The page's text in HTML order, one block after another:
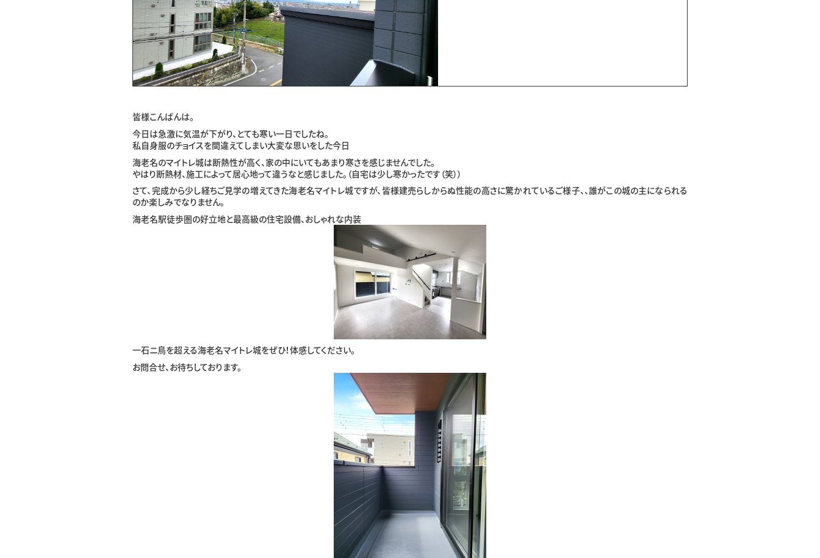
皆様こんばんは。
今日は急激に気温が下がり、とても寒い一日でしたね。
私自身服のチョイスを間違えてしまい大変な思いをした今日
海老名のマイトレ城は断熱性が高く、家の中にいてもあまり寒さを感じませんでした。
やはり断熱材、施工によって居心地って違うなと感じました。（自宅は少し寒かったです（笑））
さて、完成から少し経ちご見学の増えてきた海老名マイトレ城ですが、皆様建売らしからぬ性能の高さに驚かれているご様子、、誰がこの城の主になられる
のか楽しみでなりません。
海老名駅徒歩圏の好立地と最高級の住宅設備、おしゃれな内装
一石ニ鳥を超える海老名マイトレ城をぜひ！体感してください。
お問合せ、お待ちしております。